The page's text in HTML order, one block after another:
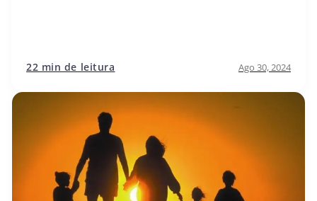
22 min de leitura Ago 30, 2024